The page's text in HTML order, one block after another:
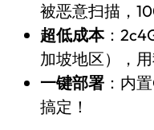
被恶意扫描，
超低成本：
加坡地区），
一键部署：内
搞定！